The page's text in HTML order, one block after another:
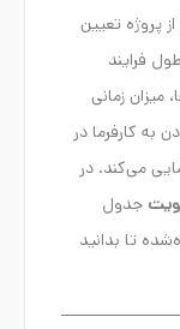
پروژه تعیین
فرایند
میزان زمانی
به کارفرما در
می‌کند. در
جدول
تا بدانید